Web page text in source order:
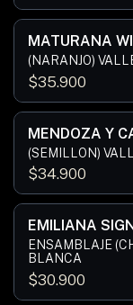
MATURANA
$35.900
MENDOZA Y
(SEMILLON)
$34.900
EMILIANA
ENSAMBLAJE
BLANCA
$30.900